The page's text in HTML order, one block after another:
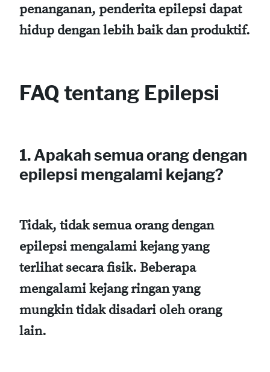
penanganan, penderita epilepsi dapat
hidup dengan lebih baik dan produktif.
FAQ tentang Epilepsi
1. Apakah semua orang dengan
epilepsi mengalami kejang?
Tidak, tidak semua orang dengan
epilepsi mengalami kejang yang
terlihat secara fisik. Beberapa
mengalami kejang ringan yang
mungkin tidak disadari oleh orang
lain.